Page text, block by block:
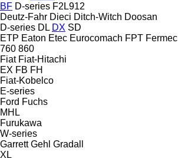
BF D-series F2L912
Deutz-Fahr Dieci Ditch-Witch Doosan
D-series DL DX SD
ETP Eaton Etec Eurocomach FPT Fermec
760 860
Fiat Fiat-Hitachi
EX FB FH
Fiat-Kobelco
E-series
Ford Fuchs
MHL
Furukawa
W-series
Garrett Gehl Gradall
XL